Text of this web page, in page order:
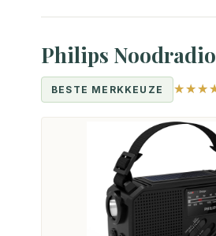
Philips Noodradio
BESTE MERKKEUZE